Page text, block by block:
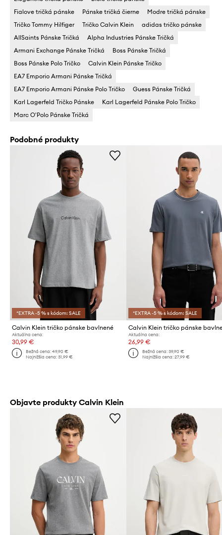
Fialove tričká pánske
Pánske tričká čierne
Modre tričká pánske
Tričko Tommy Hilfiger
Tričko Calvin Klein
adidas tričko pánske
AllSaints Pánske Tričká
Alpha Industries Pánske Tričká
Armani Exchange Pánske Tričká
Boss Pánske Tričká
Boss Pánske Polo Tričko
Calvin Klein Pánske Tričko
EA7 Emporio Armani Pánske Tričká
EA7 Emporio Armani Pánske Polo Tričko
Guess Pánske Tričká
Karl Lagerfeld Tričko Pánske
Karl Lagerfeld Pánske Polo Tričko
Marc O'Polo Pánske Tričká
Podobné produkty
*EXTRA -5 % s kódom: SALE
Calvin Klein tričko pánske bavlnené
Aktuálna cena:
30,99 €
Bežná cena:49,90 €
Najnižšia cena:31,99 €
*EXTRA -5 % s kódom: SALE
Calvin Klein tričko pánske
Aktuálna cena:
26,99 €
Bežná cena: 39,90 €
Najnižšia cena: 27,99 €
Objavte produkty Calvin Klein